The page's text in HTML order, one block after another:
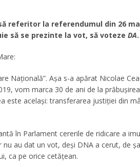
referitor la referendumul din 26
să se prezinte la vot, să voteze DA.
Naţională”. Așa s-a apărat Nicolae
vom marca 30 de ani de la
este același: transferarea justiției din
în Parlament cererile de ridicare a
au dat un vot, deși DNA a cerut, de
ca pe orice cetățean.